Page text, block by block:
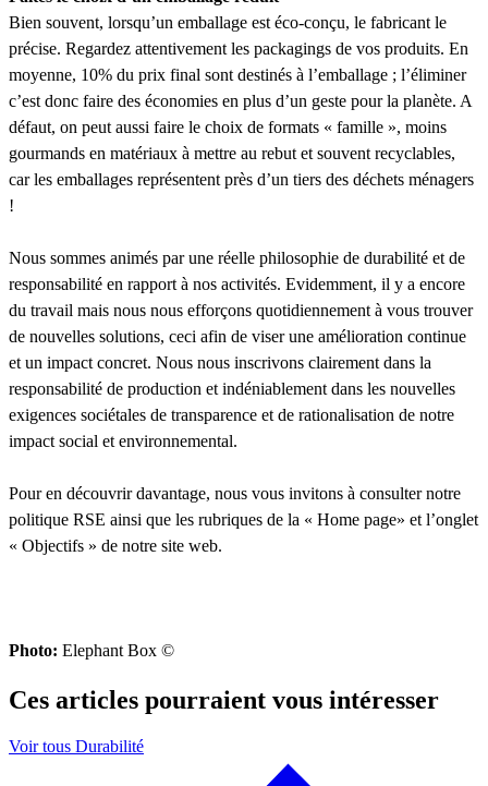
Bien souvent, lorsqu’un emballage est éco-conçu, le fabricant le
précise. Regardez attentivement les packagings de vos produits. En
moyenne, 10% du prix final sont destinés à l’emballage ; l’éliminer
c’est donc faire des économies en plus d’un geste pour la planète. A
défaut, on peut aussi faire le choix de formats « famille », moins
gourmands en matériaux à mettre au rebut et souvent recyclables,
car les emballages représentent près d’un tiers des déchets ménagers
!
Nous sommes animés par une réelle philosophie de durabilité et de
responsabilité en rapport à nos activités. Evidemment, il y a encore
du travail mais nous nous efforçons quotidiennement à vous trouver
de nouvelles solutions, ceci afin de viser une amélioration continue
et un impact concret. Nous nous inscrivons clairement dans la
responsabilité de production et indéniablement dans les nouvelles
exigences sociétales de transparence et de rationalisation de notre
impact social et environnemental.
Pour en découvrir davantage, nous vous invitons à consulter notre
politique RSE ainsi que les rubriques de la « Home page» et l’onglet
« Objectifs » de notre site web.
Photo: Elephant Box ©
Ces articles pourraient vous intéresser
Voir tous Durabilité